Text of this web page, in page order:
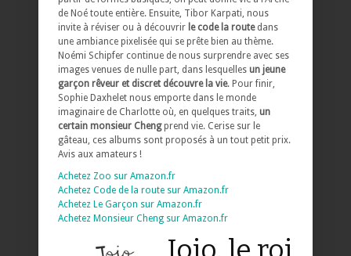
de Noé toute entière. Ensuite, Tibor Karpati, nous
invite à réviser ou à découvrir le code la routedans
une ambiance pixelisée qui se prête bien au thème.
Noémi Schipfer continue de nous surprendre avec ses
images venues de nulle part, dans lesquelles un jeune
garçon rêveur et discret découvre la vie. Pour finir,
Sophie Daxhelet nous emporte dans le monde
imaginaire de Charlotte où, en quelques traits, un
certain monsieur Chengprend vie. Cerise sur le
gâteau, ces albums sont proposés à un tout petit prix.
Avis aux amateurs !
Achetez Zoo sur Amazon.fr
Achetez Code de la route sur Amazon.fr
Achetez Le Garçon sur Amazon.fr
Achetez Monsieur Cheng sur Amazon.fr